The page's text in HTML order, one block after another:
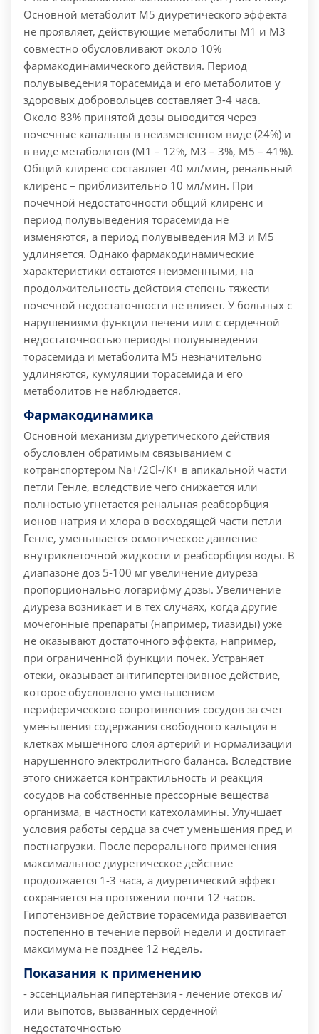
Основной метаболит М5 диуретического эффекта
не проявляет, действующие метаболиты М1 и М3
совместно обусловливают около 10%
фармакодинамического действия. Период
полувыведения торасемида и его метаболитов у
здоровых добровольцев составляет 3-4 часа.
Около 83% принятой дозы выводится через
почечные канальцы в неизмененном виде (24%) и
в виде метаболитов (М1 – 12%, М3 – 3%, М5 – 41%).
Общий клиренс составляет 40 мл/мин, ренальный
клиренс – приблизительно 10 мл/мин. При
почечной недостаточности общий клиренс и
период полувыведения торасемида не
изменяются, а период полувыведения М3 и М5
удлиняется. Однако фармакодинамические
характеристики остаются неизменными, на
продолжительность действия степень тяжести
почечной недостаточности не влияет. У больных с
нарушениями функции печени или с сердечной
недостаточностью периоды полувыведения
торасемида и метаболита М5 незначительно
удлиняются, кумуляции торасемида и его
метаболитов не наблюдается.
Фармакодинамика
Основной механизм диуретического действия
обусловлен обратимым связыванием с
котранспортером Na+/2Cl-/K+ в апикальной части
петли Генле, вследствие чего снижается или
полностью угнетается ренальная реабсорбция
ионов натрия и хлора в восходящей части петли
Генле, уменьшается осмотическое давление
внутриклеточной жидкости и реабсорбция воды. В
диапазоне доз 5-100 мг увеличение диуреза
пропорционально логарифму дозы. Увеличение
диуреза возникает и в тех случаях, когда другие
мочегонные препараты (например, тиазиды) уже
не оказывают достаточного эффекта, например,
при ограниченной функции почек. Устраняет
отеки, оказывает антигипертензивное действие,
которое обусловлено уменьшением
периферического сопротивления сосудов за счет
уменьшения содержания свободного кальция в
клетках мышечного слоя артерий и нормализации
нарушенного электролитного баланса. Вследствие
этого снижается контрактильность и реакция
сосудов на собственные прессорные вещества
организма, в частности катехоламины. Улучшает
условия работы сердца за счет уменьшения пред и
постнагрузки. После перорального применения
максимальное диуретическое действие
продолжается 1-3 часа, а диуретический эффект
сохраняется на протяжении почти 12 часов.
Гипотензивное действие торасемида развивается
постепенно в течение первой недели и достигает
максимума не позднее 12 недель.
Показания к применению
- эссенциальная гипертензия - лечение отеков и/
или выпотов, вызванных сердечной
недостаточностью